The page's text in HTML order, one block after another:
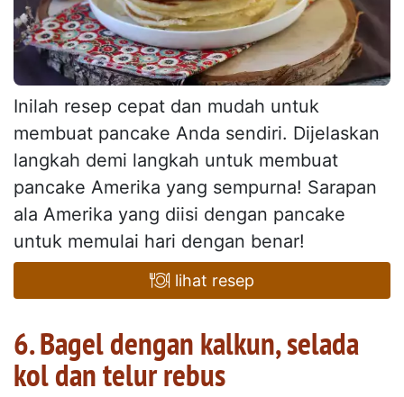
Inilah resep cepat dan mudah untuk
membuat pancake Anda sendiri. Dijelaskan
langkah demi langkah untuk membuat
pancake Amerika yang sempurna! Sarapan
ala Amerika yang diisi dengan pancake
untuk memulai hari dengan benar!
lihat resep
6. Bagel dengan kalkun, selada
kol dan telur rebus